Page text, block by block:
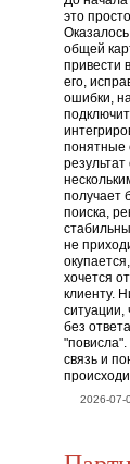
это
общей
привести
его,
ошибки,
понятные
получает
поиска,
не
хочется
клиенту.
ситуации,
без
"повисла".
связь и
2026-07-